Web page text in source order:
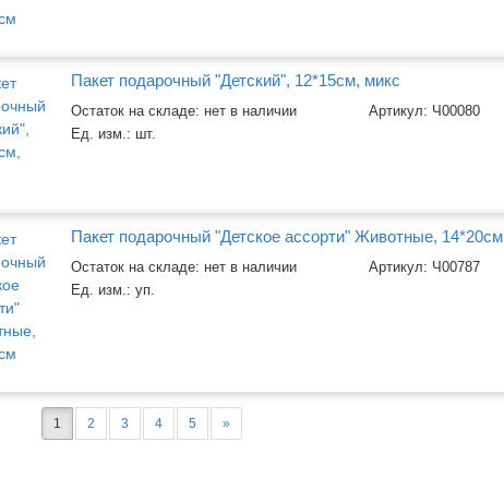
Пакет подарочный "Детский", 12*15см, микс
Остаток на складе: нет в наличии Артикул: Ч00080
Ед. изм.: шт.
Пакет подарочный "Детское ассорти" Животные, 14*20см
Остаток на складе: нет в наличии Артикул: Ч00787
Ед. изм.: уп.
1 2 3 4 5 »